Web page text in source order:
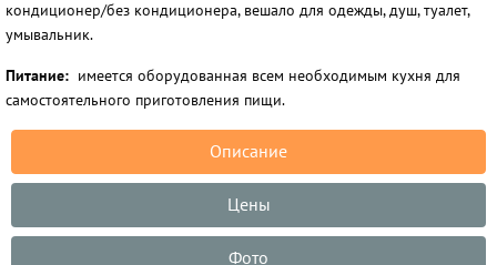
кондиционер/без кондиционера, вешало для одежды, душ, туалет,
умывальник.
Питание: имеется оборудованная всем необходимым кухня для
самостоятельного приготовления пищи.
Описание
Цены
Фото